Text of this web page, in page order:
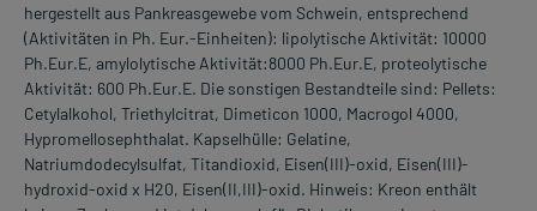
hergestellt aus Pankreasgewebe vom Schwein, entsprechend
(Aktivitäten in Ph. Eur.-Einheiten): lipolytische Aktivität: 10000
Ph.Eur.E, amylolytische Aktivität:8000 Ph.Eur.E, proteolytische
Aktivität: 600 Ph.Eur.E. Die sonstigen Bestandteile sind: Pellets:
Cetylalkohol, Triethylcitrat, Dimeticon 1000, Macrogol 4000,
Hypromellosephthalat. Kapselhülle: Gelatine,
Natriumdodecylsulfat, Titandioxid, Eisen(III)-oxid, Eisen(III)-
hydroxid-oxid x H20, Eisen(II,III)-oxid. Hinweis: Kreon enthält